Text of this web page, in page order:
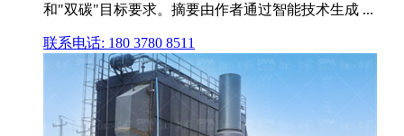
和"双碳"目标要求。摘要由作者通过智能技术生成 ...
联系电话: 180 3780 8511